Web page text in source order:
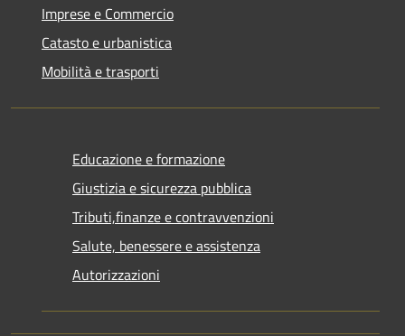
Imprese e Commercio
Catasto e urbanistica
Mobilità e trasporti
Educazione e formazione
Giustizia e sicurezza pubblica
Tributi,finanze e contravvenzioni
Salute, benessere e assistenza
Autorizzazioni